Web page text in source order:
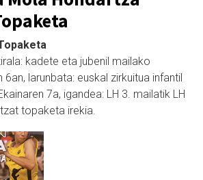
kadete eta jubenil mailako
larunbata: euskal zirkuitua infantil
7a, igandea: LH 3. mailatik LH
topaketa irekia.